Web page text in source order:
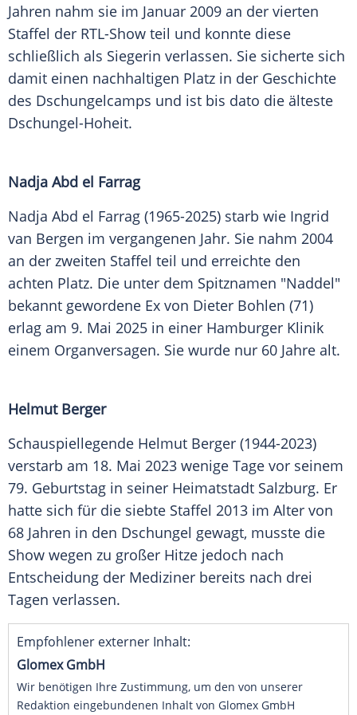
Jahren nahm sie im Januar 2009 an der vierten
Staffel der RTL-Show teil und konnte diese
schließlich als Siegerin verlassen. Sie sicherte sich
damit einen nachhaltigen Platz in der Geschichte
des Dschungelcamps und ist bis dato die älteste
Dschungel-Hoheit.
Nadja Abd el Farrag
Nadja Abd el Farrag (1965-2025) starb wie Ingrid
van Bergen im vergangenen Jahr. Sie nahm 2004
an der zweiten Staffel teil und erreichte den
achten Platz. Die unter dem Spitznamen "Naddel"
bekannt gewordene Ex von Dieter Bohlen (71)
erlag am 9. Mai 2025 in einer Hamburger Klinik
einem Organversagen. Sie wurde nur 60 Jahre alt.
Helmut Berger
Schauspiellegende Helmut Berger (1944-2023)
verstarb am 18. Mai 2023 wenige Tage vor seinem
79. Geburtstag in seiner Heimatstadt Salzburg. Er
hatte sich für die siebte Staffel 2013 im Alter von
68 Jahren in den Dschungel gewagt, musste die
Show wegen zu großer Hitze jedoch nach
Entscheidung der Mediziner bereits nach drei
Tagen verlassen.
Empfohlener externer Inhalt:
Glomex GmbH
Wir benötigen Ihre Zustimmung, um den von unserer
Redaktion eingebundenen Inhalt von Glomex GmbH